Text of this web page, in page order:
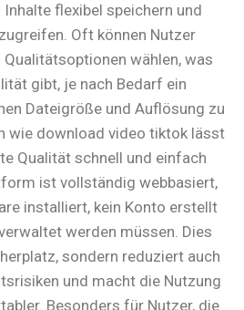
flexibel speichern und
Oft können Nutzer
wählen, was
gibt, je nach Bedarf ein
Dateigröße und Auflösung zu
wie download video tiktok lässt
Qualität schnell und einfach
ist vollständig webbasiert,
installiert, kein Konto erstellt
werden müssen. Dies
sondern reduziert auch
und macht die Nutzung
Besonders für Nutzer, die